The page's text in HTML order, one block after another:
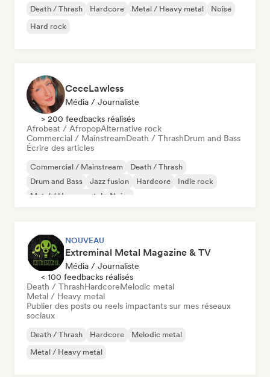
Death / Thrash Hardcore Metal / Heavy metal
Noise
Hard rock
CeceLawless
Média / Journaliste
> 200 feedbacks réalisés
Afrobeat / AfropopAlternative rock
Commercial / MainstreamDeath / ThrashDrum and Bass
Écrire des articles
Commercial / Mainstream
Death / Thrash
Drum and Bass
Jazz fusion Hardcore
Indie rock
Metal / Heavy metal
Noise
NOUVEAU
Extreminal Metal Magazine & TV
Média / Journaliste
< 100 feedbacks réalisés
Death / ThrashHardcoreMelodic metal
Metal / Heavy metal
Publier des posts ou reels impactants sur mes réseaux
sociaux
Death / Thrash Hardcore
Melodic metal
Metal / Heavy metal